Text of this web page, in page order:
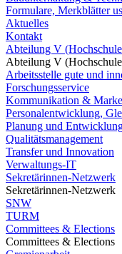
Formulare, Merkblätter
Aktuelles
Kontakt
Abteilung V
Abteilung V
Arbeitsstelle gute und
Forschungsservice
Kommunikation &
Personalentwicklung,
Planung und
Qualitätsmanagement
Transfer und Innovation
Verwaltungs-IT
Sekretärinnen-Netzwerk
Sekretärinnen-Netzwerk
SNW
TURM
Committees & Elections
Committees & Elections